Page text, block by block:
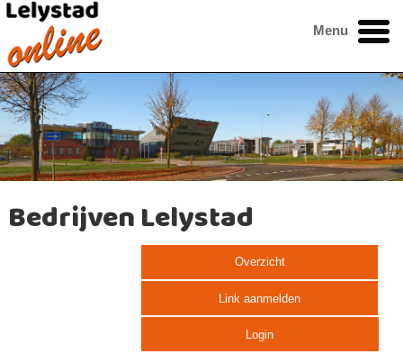
Menu
Bedrijven Lelystad
Overzicht
Link aanmelden
Login